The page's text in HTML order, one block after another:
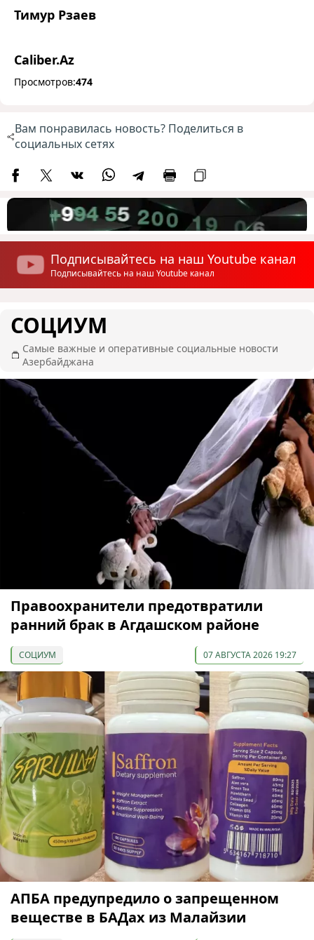
Тимур Рзаев
Caliber.Az
Просмотров:474
Вам понравилась новость? Поделиться в
социальных сетях
Подписывайтесь на наш Youtube канал
Подписывайтесь на наш Youtube канал
СОЦИУМ
Самые важные и оперативные социальные новости
Азербайджана
Правоохранители предотвратили
ранний брак в Агдашском районе
СОЦИУМ 07 АВГУСТА 2026 19:27
АПБА предупредило о запрещенном
веществе в БАДах из Малайзии